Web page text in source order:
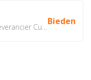
Bieden